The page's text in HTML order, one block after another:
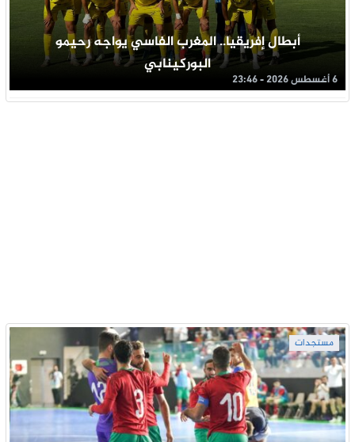
أبطال إفريقيا.. المغرب الفاسي يواجه رحيمو
البوركينابي
6 أغسطس 2026 - 23:46
مستجدات